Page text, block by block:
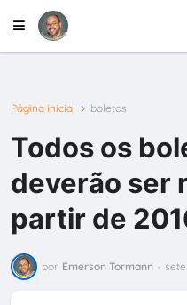
Página inicial boletos
Todos os
deverão ser
partir de
por Emerson Tormann -